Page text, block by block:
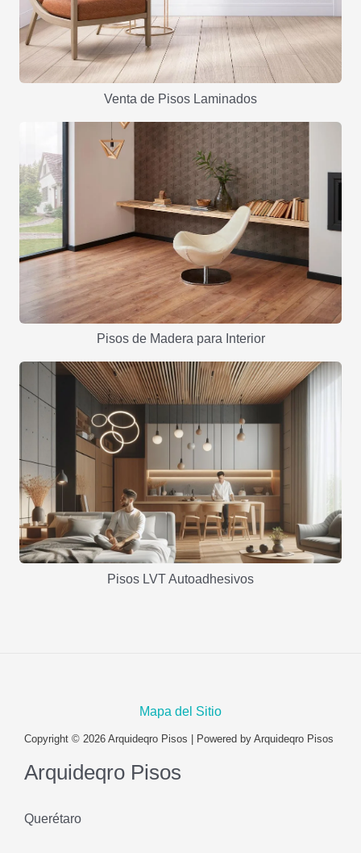
Venta de Pisos Laminados
Pisos de Madera para Interior
Pisos LVT Autoadhesivos
Mapa del Sitio
Copyright © 2026 Arquideqro Pisos | Powered by Arquideqro Pisos
Arquideqro Pisos
Querétaro